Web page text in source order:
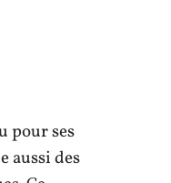
pour ses
aussi des